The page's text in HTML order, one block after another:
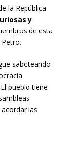
la República
y
de esta
saboteando
El pueblo tiene
las